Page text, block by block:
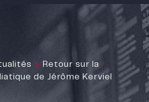
» Retour sur la
de Jérôme Kerviel